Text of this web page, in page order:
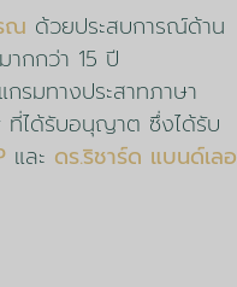
ณ ด้วยประสบการณ์ด้าน
ากกว่า 15 ปี
รมทางประสาทภาษา
ที่ได้รับอนุญาต ซึ่งได้รับ
และ ดร.ริชาร์ด แบนด์เลอ